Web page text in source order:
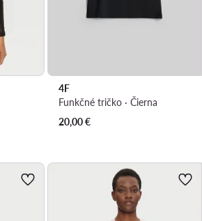
4F
Funkčné tričko · Čierna
20,00€